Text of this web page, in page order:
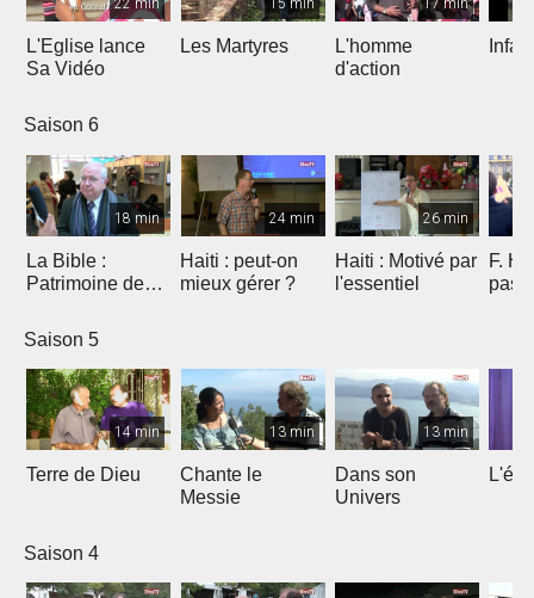
22 min
L'Eglise lance
Sa Vidéo
15 min
Les Martyres
17 min
L'homme
d'action
Saison 6
18 min
La Bible :
Patrimoine de
Marseille
24 min
Haiti : peut-on
mieux gérer ?
26 min
Haiti : Motivé par
l'essentiel
F.
pas
Saison 5
14 min
Terre de Dieu
13 min
Chante le
Messie
13 min
Dans son
Univers
Saison 4